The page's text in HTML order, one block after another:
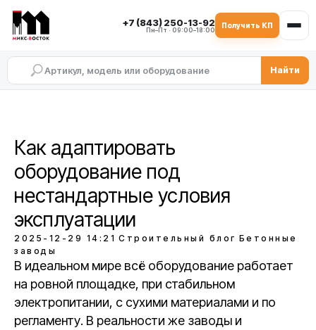
+7 (843) 250-13-92
Пн–Пт · 09:00–18:00
Получить КП
Найти
Как адаптировать
оборудование под
нестандартные условия
эксплуатации
2025-12-29 14:21 Строительный блог Бетонные
заводы
В идеальном мире всё оборудование работает
на ровной площадке, при стабильном
электропитании, с сухими материалами и по
регламенту. В реальности же заводы и